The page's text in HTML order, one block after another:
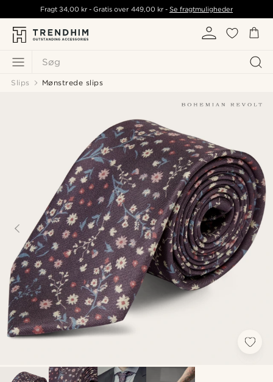
Søg
Fragt34,00 kr - Gratis over 449,00 kr- Se fragtmuligheder
Slips Mønstrede slips